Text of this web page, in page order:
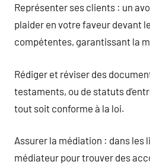
Représenter ses clients : un
plaider en votre faveur devant
compétentes, garantissant la
Rédiger et réviser des
testaments, ou de statuts
tout soit conforme à la loi.
Assurer la médiation : dans les
médiateur pour trouver des